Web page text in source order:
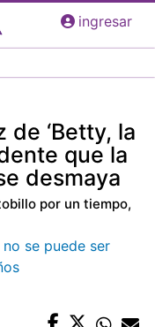
ingresar
de ‘Betty, la
que la
desmaya
por un tiempo,
se puede ser